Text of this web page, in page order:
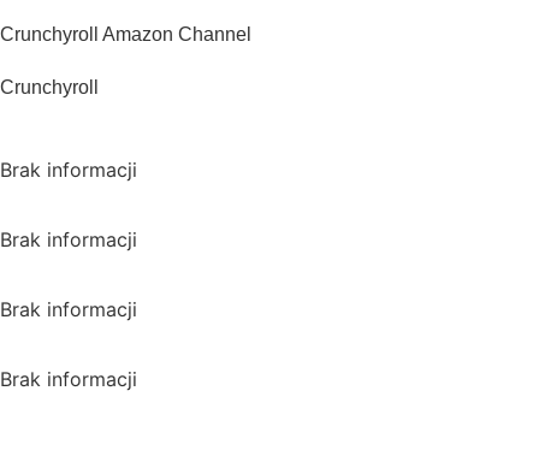
Crunchyroll Amazon Channel
Crunchyroll
Brak informacji
Brak informacji
Brak informacji
Brak informacji